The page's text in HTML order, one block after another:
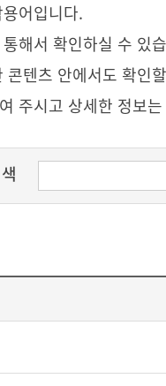
어입니다.
해서 확인하실 수 있
텐츠 안에서도 확인
주시고 상세한 정보